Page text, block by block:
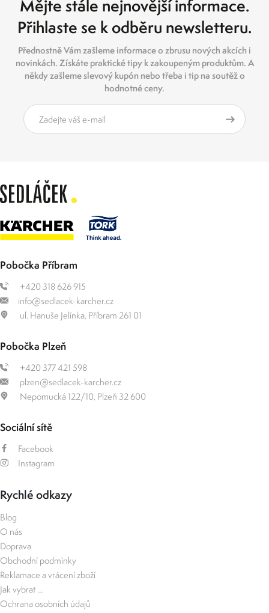
Mějte stále nejnovější informace.
Přihlaste se k odběru newsletteru.
Přednostně Vám zašleme informace o zbrusu nových akcích i
novinkách. Získáte praktické tipy k zakoupeným produktům. A
někdy zašleme slevový kupón nebo třeba i tip na soutěž o
hodnotné ceny.
Pobočka Příbram
+420 318 626 915
info@sedlacek-karcher.cz
ul. Hanuše Jelínka, Příbram 261 01
Pobočka Plzeň
+420 377 421 598
plzen@sedlacek-karcher.cz
Nepomucká 122/10, Plzeň 32 600
Sociální sítě
Facebook
Instagram
Rychlé odkazy
Blog
O nás
Doprava
Obchodní podmínky
Reklamace a vrácení zboží
Jak vybrat ...
Ochrana osobních údajů